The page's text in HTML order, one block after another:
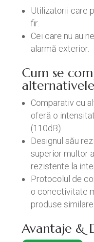
Utilizatorii care
fir.
Cei care nu au
alarmă exterior.
Cum se
alternativele
Comparativ cu
oferă o
(110dB).
Designul său
superior multor
rezistente la
Protocolul de
o conectivitate
produse similare.
Avantaje &